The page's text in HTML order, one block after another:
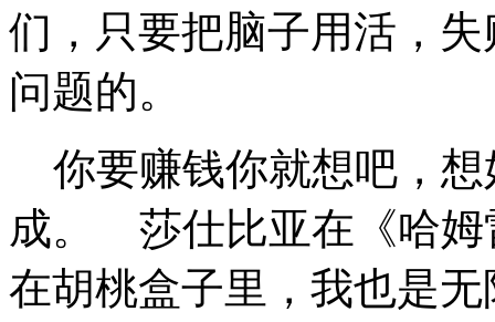
们，只要把脑子用活，
问题的。
你要赚钱你就想吧，想
成。 莎仕比亚在《哈姆
在胡桃盒子里，我也是